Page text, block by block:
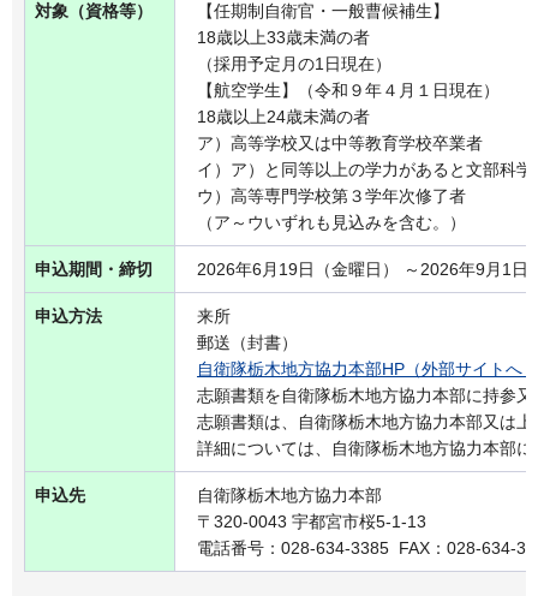
対象（資格等）
【任期制自衛官・一般曹候補生】
18歳以上33歳未満の者
（採用予定月の1日現在）
【航空学生】（令和９年４月１日現在）
18歳以上24歳未満の者
ア）高等学校又は中等教育学校卒業者
イ）ア）と同等以上の学力があると文部科
ウ）高等専門学校第３学年次修了者
（ア～ウいずれも見込みを含む。）
申込期間・締切 2026年6月19日（金曜日） ～2026年9月1日
申込方法
来所
郵送（封書）
自衛隊栃木地方協力本部HP（外部サイトへ
志願書類を自衛隊栃木地方協力本部に持参
志願書類は、自衛隊栃木地方協力本部又は
詳細については、自衛隊栃木地方協力本部
申込先
自衛隊栃木地方協力本部
〒320-0043 宇都宮市桜5-1-13
電話番号：028-634-3385 FAX：028-634-